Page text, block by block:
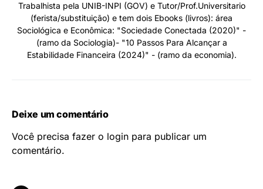
Trabalhista pela UNIB-INPI (GOV) e Tutor/Prof.Universitario
(ferista/substituição) e tem dois Ebooks (livros): área
Sociológica e Econômica: "Sociedade Conectada (2020)" -
(ramo da Sociologia)- "10 Passos Para Alcançar a
Estabilidade Financeira (2024)" - (ramo da economia).
Deixe um comentário
Você precisa fazer o login para publicar um
comentário.